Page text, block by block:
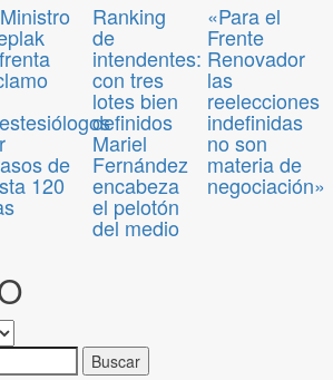
de
120
Ranking
de
intendentes:
con tres
lotes bien
definidos
Mariel
Fernández
encabeza
el pelotón
del medio
«Para el
Frente
Renovador
las
reelecciones
indefinidas
no son
materia de
negociación»